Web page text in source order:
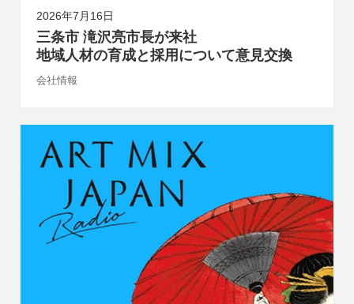
2026年7月16日
三条市 滝沢亮市長が来社
地域人材の育成と採用について意見交換
会社情報